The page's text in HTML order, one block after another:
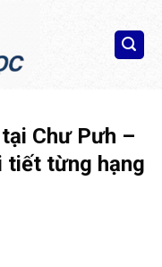
Chư Pưh –
tiết từng hạng